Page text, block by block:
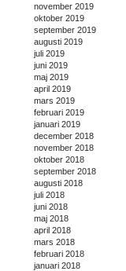
november 2019
oktober 2019
september 2019
augusti 2019
juli 2019
juni 2019
maj 2019
april 2019
mars 2019
februari 2019
januari 2019
december 2018
november 2018
oktober 2018
september 2018
augusti 2018
juli 2018
juni 2018
maj 2018
april 2018
mars 2018
februari 2018
januari 2018